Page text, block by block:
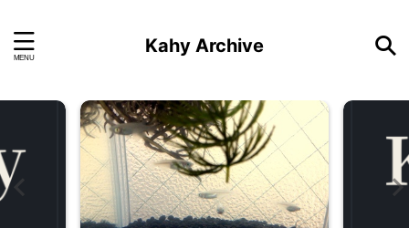
Kahy Archive